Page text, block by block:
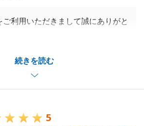
続きを読む
ご利用いただきまして誠にありがと
お言葉、大変嬉しく思います。__
ざいましたら、お気軽にご連絡いた
願いいたします。
5